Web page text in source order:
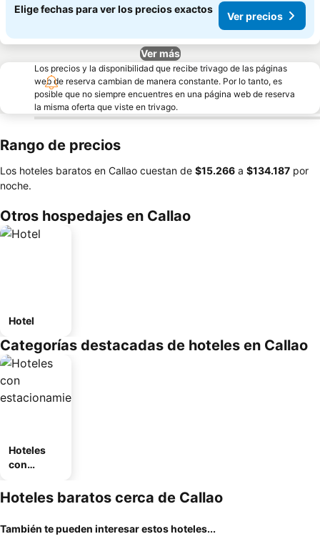
Elige fechas para ver los precios exactos
Ver precios
Ver más
Los precios y la disponibilidad que recibe trivago de las páginas
web de reserva cambian de manera constante. Por lo tanto, es
posible que no siempre encuentres en una página web de reserva
la misma oferta que viste en trivago.
Rango de precios
Los hoteles baratos en Callao cuestan de ‎$15.266 a ‎$134.187 por
noche.
Otros hospedajes en Callao
Hotel
Categorías destacadas de hoteles en Callao
Hoteles
con
miento
Hoteles baratos cerca de Callao
También te pueden interesar estos hoteles...